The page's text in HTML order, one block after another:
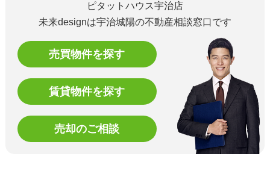
ピタットハウス宇治店
未来designは宇治城陽の不動産相談窓口です
売買物件を探す
賃貸物件を探す
売却のご相談